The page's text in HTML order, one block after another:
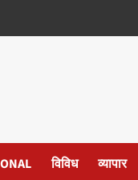
विविध व्यापार